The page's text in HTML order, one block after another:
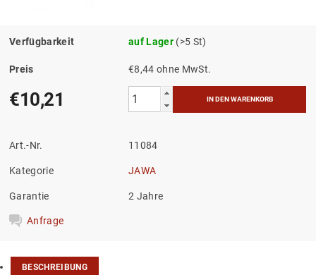
Verfügbarkeit auf Lager (>5 St)
Preis €8,44 ohne MwSt.
€10,21
Art.-Nr. 11084
Kategorie JAWA
Garantie 2 Jahre
Anfrage
BESCHREIBUNG